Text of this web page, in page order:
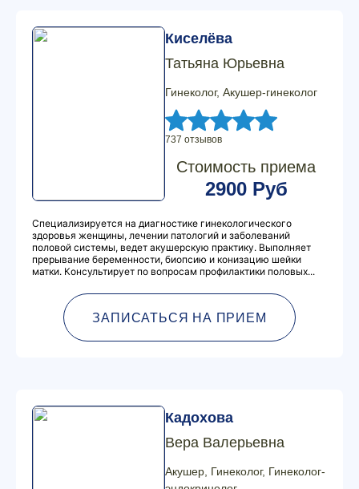
Киселёва
Татьяна Юрьевна
Гинеколог, Акушер-гинеколог
737 отзывов
Стоимость приема
2900 Руб
Специализируется на диагностике гинекологического
здоровья женщины, лечении патологий и заболеваний
половой системы, ведет акушерскую практику. Выполняет
прерывание беременности, биопсию и конизацию шейки
матки. Консультирует по вопросам профилактики половых...
ЗАПИСАТЬСЯ НА ПРИЕМ
Кадохова
Вера Валерьевна
Акушер, Гинеколог, Гинеколог-